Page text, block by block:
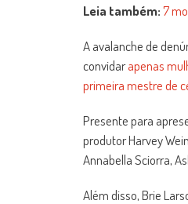
Leia também:7
A avalanche de
convidarapenas
primeira mestre de
Presente para
produtor Harvey
Annabella Sciorra,
Além disso, Brie